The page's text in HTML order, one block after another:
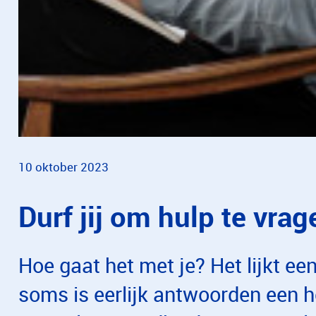
10 oktober 2023
Durf jij om hulp te
Hoe gaat het met je? Het lijkt
soms is eerlijk antwoorden een